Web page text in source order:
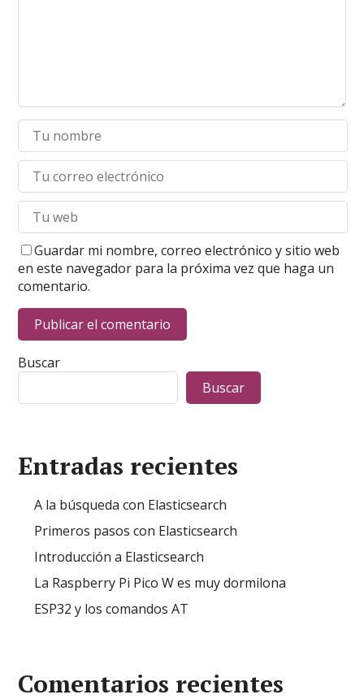
Guardar mi nombre, correo electrónico y sitio web
en este navegador para la próxima vez que haga un
comentario.
Buscar
Buscar
Entradas recientes
A la búsqueda con Elasticsearch
Primeros pasos con Elasticsearch
Introducción a Elasticsearch
La Raspberry Pi Pico W es muy dormilona
ESP32 y los comandos AT
Comentarios recientes